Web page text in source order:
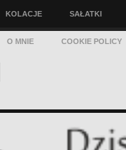
KOLACJE SAŁATKI
O MNIE COOKIE POLICY